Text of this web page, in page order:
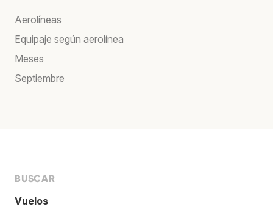
Aerolíneas
Equipaje según aerolínea
Meses
Septiembre
BUSCAR
Vuelos